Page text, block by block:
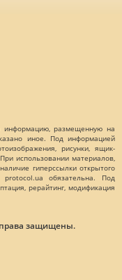
информацию, размещенную на
иное. Под информацией
рисунки, ящик-
использовании материалов,
гиперссылки открытого
обязательна. Под
рерайтинг, модификация
права защищены.